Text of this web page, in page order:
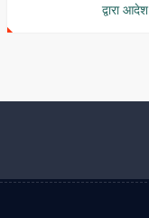
द्वारा आदेश